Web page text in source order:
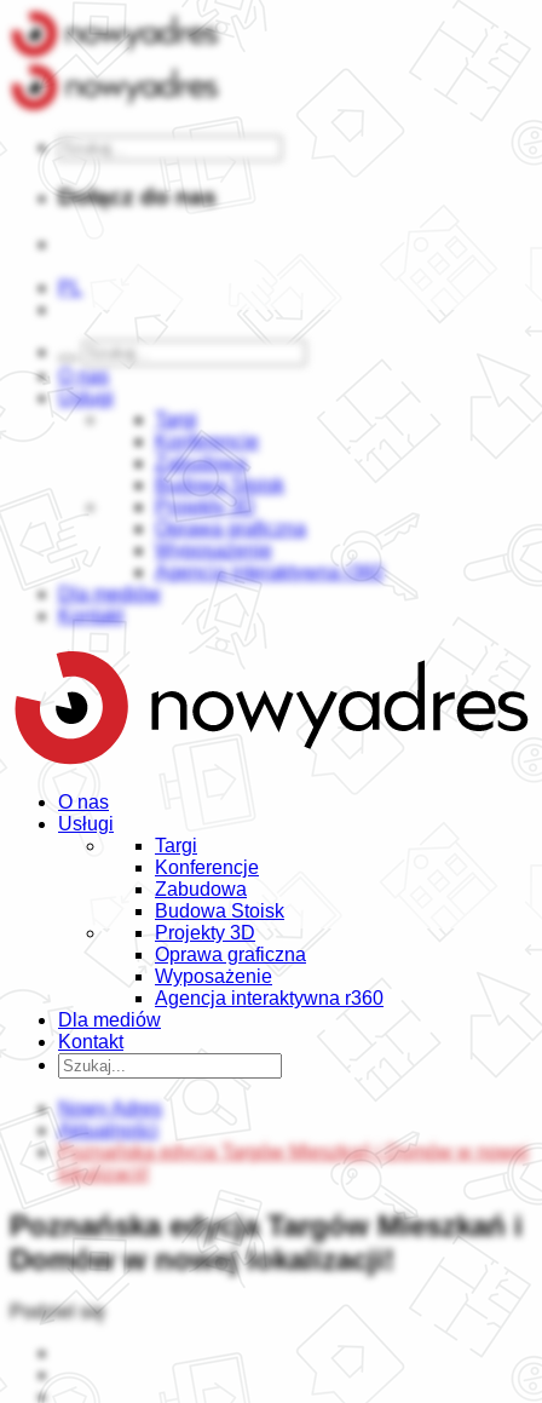
Dołącz do nas
PL
O nas
Usługi
Targi
Konferencje
Zabudowa
Budowa Stoisk
Projekty 3D
Oprawa graficzna
Wyposażenie
Agencja interaktywna r360
Dla mediów
Kontakt
O nas
Usługi
Targi
Konferencje
Zabudowa
Budowa Stoisk
Projekty 3D
Oprawa graficzna
Wyposażenie
Agencja interaktywna r360
Dla mediów
Kontakt
Nowy Adres
Aktualności
Poznańska edycja Targów Mieszkań i Domów w nowej
lokalizacji!
Poznańska edycja Targów Mieszkań i
Domów w nowej lokalizacji!
Podziel się